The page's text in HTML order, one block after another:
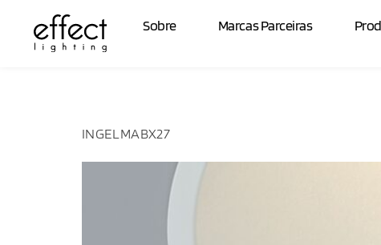
Sobre Marcas Parceiras
Fluxo
INGELMABX27